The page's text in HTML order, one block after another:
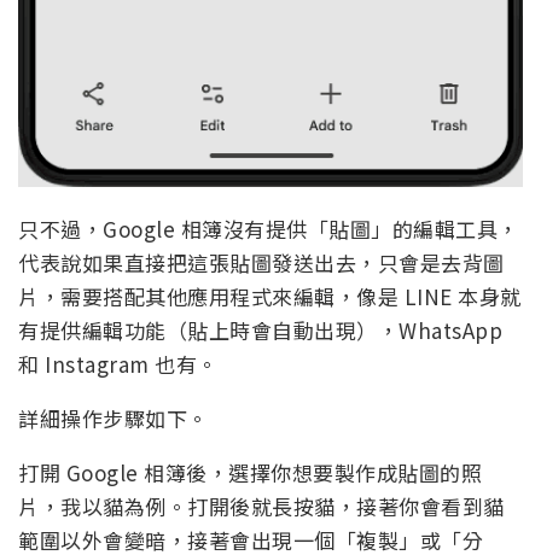
只不過，Google 相簿沒有提供「貼圖」的編輯工具，
代表說如果直接把這張貼圖發送出去，只會是去背圖
片，需要搭配其他應用程式來編輯，像是 LINE 本身就
有提供編輯功能（貼上時會自動出現），WhatsApp
和 Instagram 也有。
詳細操作步驟如下。
打開 Google 相簿後，選擇你想要製作成貼圖的照
片，我以貓為例。打開後就長按貓，接著你會看到貓
範圍以外會變暗，接著會出現一個「複製」或「分